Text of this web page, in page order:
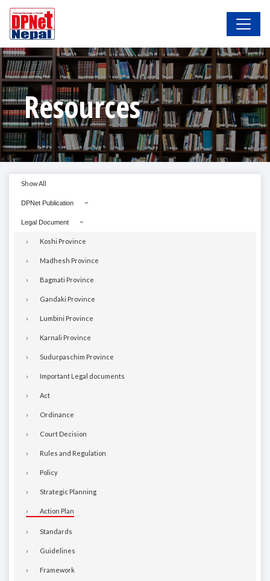
Resources
Show All
DPNet Publication
Legal Document
Koshi Province
Madhesh Province
Bagmati Province
Gandaki Province
Lumbini Province
Karnali Province
Sudurpaschim Province
Important Legal documents
Act
Ordinance
Court Decision
Rules and Regulation
Policy
Strategic Planning
Action Plan
Standards
Guidelines
Framework